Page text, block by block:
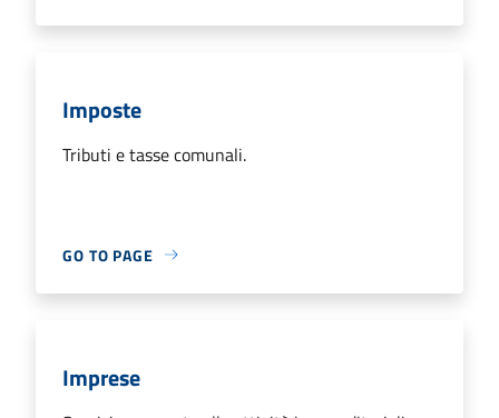
Imposte
Tributi e tasse comunali.
GO TO PAGE
Imprese